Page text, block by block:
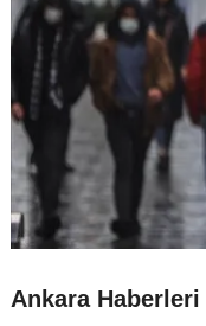
Ankara Haberleri